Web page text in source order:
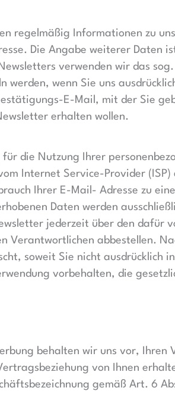
regelmäßig Informationen zu
Die Angabe weiterer Daten
verwenden wir das
wenn Sie uns
E-Mail, mit der Sie
erhalten wollen.
die Nutzung Ihrer
Internet Service-Provider
Ihrer E-Mail- Adresse zu
Daten werden
jederzeit über den dafür
Verantwortlichen abbestellen.
soweit Sie nicht ausdrücklich
vorbehalten, die
behalten wir uns vor, Ihren
von Ihnen
gemäß Art. 6